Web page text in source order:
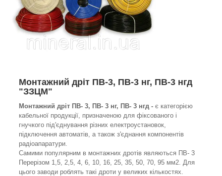
Монтажний дріт ПВ-3, ПВ-3 нг, ПВ-3 нгд
"ЗЗЦМ"
Монтажний дріт ПВ- 3, ПВ- 3 нг, ПВ- 3 нгд - є категорією
кабельної продукції, призначеною для фіксованого і
гнучкого під'єднування різних електроустановок,
підключення автоматів, а також з'єднання компонентів
радіоапаратури.
Самими популярним в монтажних дротів являються ПВ- 3
Перерізом 1,5, 2,5, 4, 6, 10, 16, 25, 35, 50, 70, 95 мм2. Для
цього заводи роблять такі дроти у великих кількостях.